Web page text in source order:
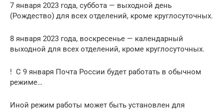
7 января 2023 года, суббота — выходной день
(Рождество) для всех отделений, кроме круглосуточных.
8 января 2023 года, воскресенье — календарный
выходной для всех отделений, кроме круглосуточных.
! С 9 января Почта России будет работать в обычном
режиме…
Иной режим работы может быть установлен для